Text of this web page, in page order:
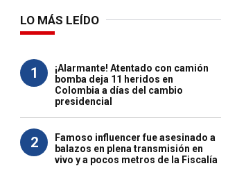
LO MÁS LEÍDO
1
¡Alarmante! Atentado con camión
bomba deja 11 heridos en
Colombia a días del cambio
presidencial
2
Famoso influencer fue asesinado a
balazos en plena transmisión en
vivo y a pocos metros de la Fiscalía